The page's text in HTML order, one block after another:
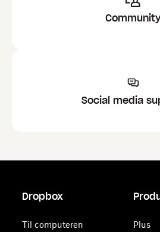
Social media
Dropbox
Til computeren
Plus